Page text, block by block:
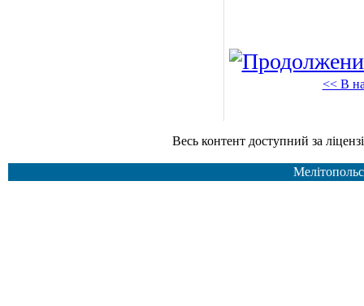
<< В
Весь контент доступний за ліцензією Creative